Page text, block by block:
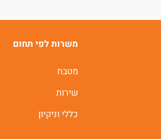
משרות לפי תחום
מטבח
שירות
כללי וניקיון